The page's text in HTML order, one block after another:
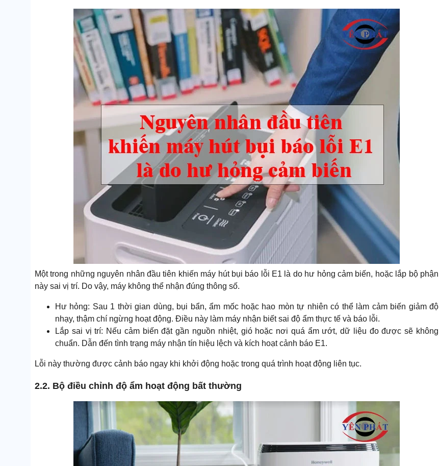
Một trong những nguyên nhân đầu tiên khiến máy hút bụi báo lỗi E1 là do hư hỏng cảm biến, hoặc lắp bộ phận
này sai vị trí. Do vậy, máy không thể nhận đúng thông số.
Hư hỏng: Sau 1 thời gian dùng, bụi bẩn, ẩm mốc hoặc hao mòn tự nhiên có thể làm cảm biến giảm độ
nhạy, thậm chí ngừng hoạt động. Điều này làm máy nhận biết sai độ ẩm thực tế và báo lỗi.
Lắp sai vị trí: Nếu cảm biến đặt gần nguồn nhiệt, gió hoặc nơi quá ẩm ướt, dữ liệu đo được sẽ không
chuẩn. Dẫn đến tình trạng máy nhận tín hiệu lệch và kích hoạt cảnh báo E1.
Lỗi này thường được cảnh báo ngay khi khởi động hoặc trong quá trình hoạt động liên tục.
2.2. Bộ điều chỉnh độ ẩm hoạt động bất thường